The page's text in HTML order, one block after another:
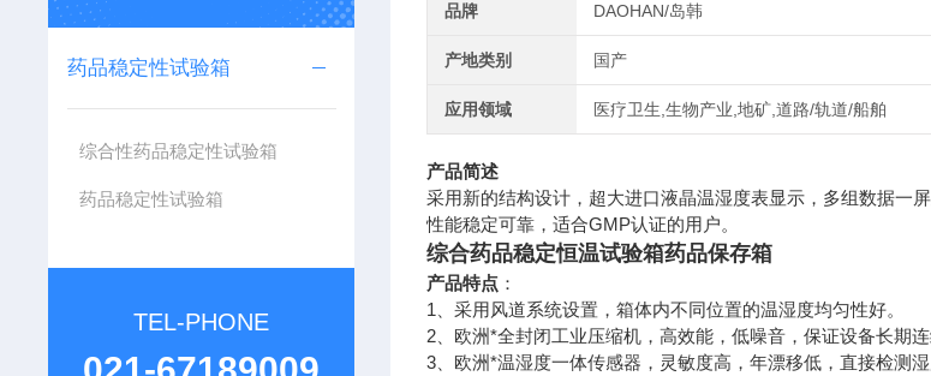
药品稳定性试验箱
综合性药品稳定性试验箱
药品稳定性试验箱
TEL-PHONE
品牌 DAOHAN/岛韩
产地类别 国产
应用领域 医疗卫生,生物产业,地矿,道路/轨道/船舶
产品简述
采用新的结构设计，超大进口液晶温湿度表显示，多组数据一
性能稳定可靠，适合GMP认证的用户。
综合药品稳定恒温试验箱药品保存箱
产品特点 ：
1、采用风道系统设置，箱体内不同位置的温湿度均匀性好。
2、欧洲*全封闭工业压缩机，高效能，低噪音，保证设备长期连
3、欧洲*温湿度一体传感器，灵敏度高，年漂移低，直接检测湿